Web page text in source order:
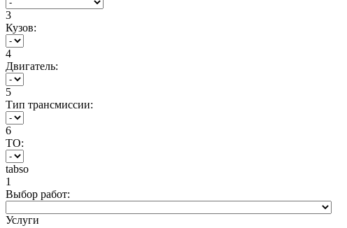
3
Кузов:
4
Двигатель:
5
Тип трансмиссии:
6
ТО:
tabso
1
Выбор работ:
Услуги